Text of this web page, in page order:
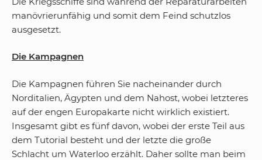
manövrierunfähig und somit dem Feind schutzlos
ausgesetzt.
Die Kampagnen
Die Kampagnen führen Sie nacheinander durch
Norditalien, Ägypten und dem Nahost, wobei letzteres
auf der engen Europakarte nicht wirklich existiert.
Insgesamt gibt es fünf davon, wobei der erste Teil aus
dem Tutorial besteht und der letzte die große
Schlacht um Waterloo erzählt. Daher sollte man beim